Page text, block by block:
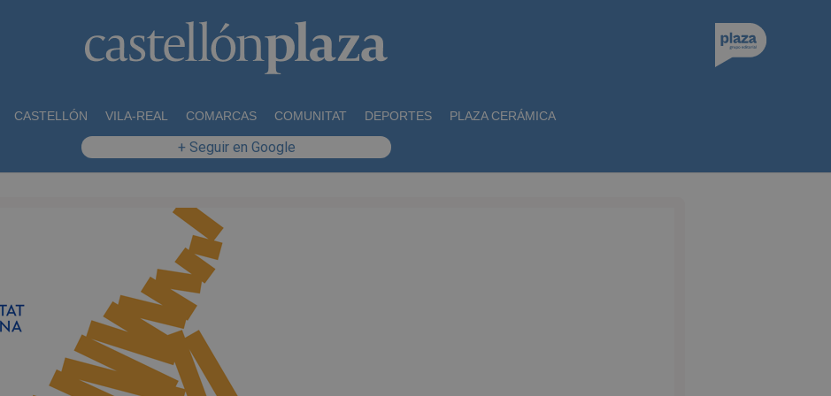
CASTELLÓN VILA-REAL COMARCAS COMUNITAT DEPORTES PLAZA CERÁMICA
+ Seguir en Google